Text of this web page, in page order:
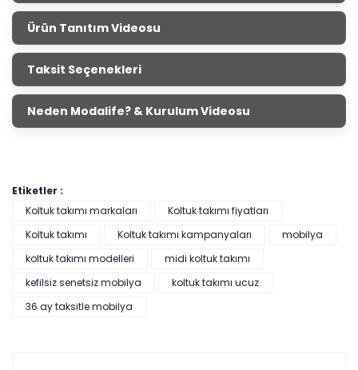
Nitra Koltuk Takımı
Ürün
Ölçüleri
Genişlik Yükseklik Derinlik
Üçlü
224 cm 94 cm
82 cm
Ürün Tanıtım Videosu
Taksit Seçenekleri
Neden Modalife? & Kurulum Videosu
Etiketler :
Koltuk takımı markaları
Koltuk takımı fiyatları
Koltuk takımı
Koltuk takımı kampanyaları
mobilya
koltuk takımı modelleri
midi koltuk takımı
kefilsiz senetsiz mobilya
koltuk takımı ucuz
36 ay taksitle mobilya